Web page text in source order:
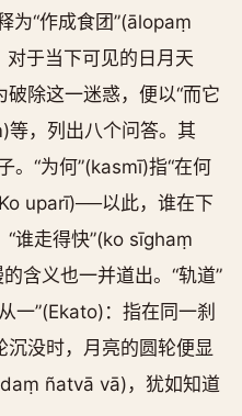
为“作成食团”(ālopaṃ
于当下可见的日月天
除这一迷惑，便以“而它
，列出八个问答。其
。“为何”(kasmī)指“在何
uparī)──以此，谁在下
谁走得快”(ko sīghaṃ
含义也一并道出。“轨道”
一”(Ekato)：指在同一刹
沉没时，月亮的圆轮便显
ñatvā vā)，犹如知道